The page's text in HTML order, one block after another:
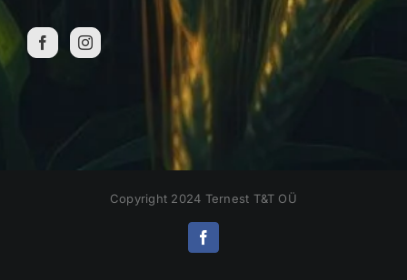
Copyright 2024 Ternest T&T OÜ
Facebook